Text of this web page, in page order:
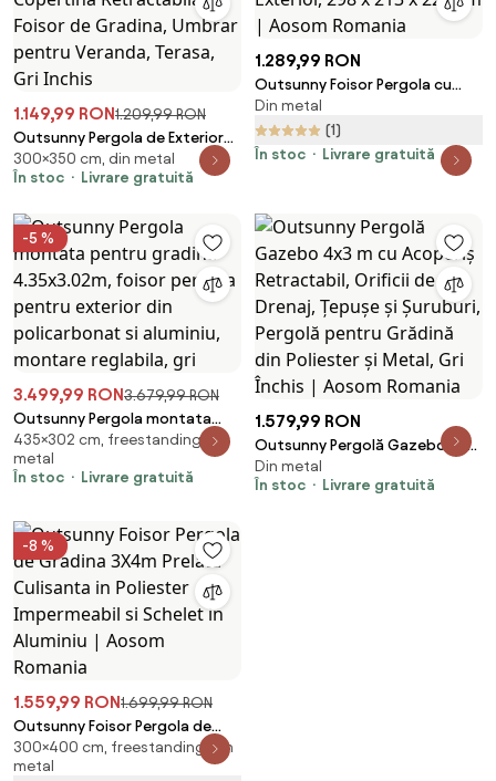
1.149,99 RON1.209,99 RON
Outsunny Pergola de Exterior
de 3 x 3,5 m cu Copertina
Retractabila, Foisor de Gradina,
Gri Inchis
300×350 cm, din metal
În stoc
Livrare gratuită
1.289,99 RON
Outsunny Foisor Pergola cu
Panza Glisanta pentru Exterior,
298 x 213 x 222 cm | Aosom
Romania
Din metal
(1)
În stoc
Livrare gratuită
-5 %
3.499,99 RON3.679,99 RON
Outsunny Pergola montata
pentru gradina 4.35x3.02m,
foisor pergola pentru exterior
din policarbonat si aluminiu,
435×302 cm, freestanding, din
metal
În stoc
Livrare gratuită
1.579,99 RON
Outsunny Pergolă Gazebo 4x3
m cu Acoperiș Retractabil,
Orificii de Drenaj, Țepușe și
Din metal
În stoc
Livrare gratuită
-8 %
1.559,99 RON1.699,99 RON
Outsunny Foisor Pergola de
Gradina 3X4m Prelata
Culisanta in Poliester
300×400 cm, freestanding, din
metal